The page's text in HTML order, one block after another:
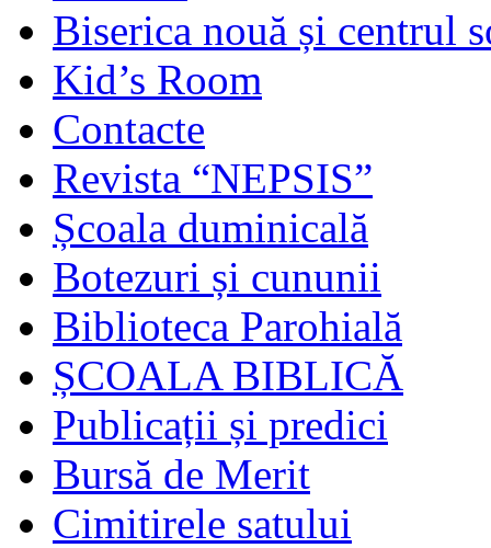
Biserica nouă și centrul
Kid’s Room
Contacte
Revista “NEPSIS”
Școala duminicală
Botezuri și cununii
Biblioteca Parohială
ȘCOALA BIBLICĂ
Publicații și predici
Bursă de Merit
Cimitirele satului